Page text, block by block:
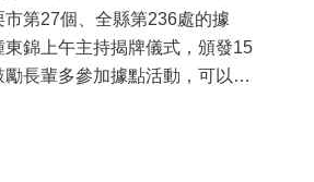
第27個、全縣第236處的據
錦上午主持揭牌儀式，頒發15
長輩多參加據點活動，可以更